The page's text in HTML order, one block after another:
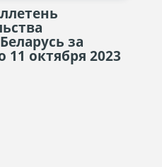
за
11 октября 2023